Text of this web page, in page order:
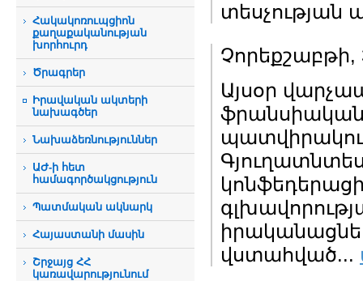
Հակակոռուպցիոն
քաղաքականության
խորհուրդ
Ծրագրեր
Իրավական ակտերի
նախագծեր
Նախաձեռնություններ
ԱԺ-ի հետ
համագործակցություն
Պատմական ակնարկ
Հայաստանի մասին
Շրջայց ՀՀ
կառավարությունում
Չորեքշաբթի,
Այսօր
ֆրանսիական
վստահված...